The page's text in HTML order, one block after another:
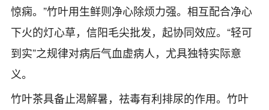
惊痫。”竹叶用生鲜则净心除烦力强。相互配合净心
下火的灯心草， 信阳毛尖批发，起协同效应。“轻可
到实”之规律对病后气血虚病人，尤具独特实际意
义。
竹叶茶具备止渴解暑，祛毒有利排尿的作用。竹叶